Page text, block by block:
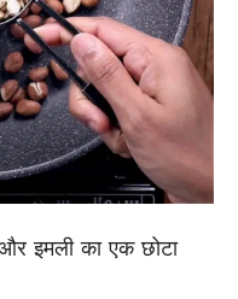
इमली का एक छोटा